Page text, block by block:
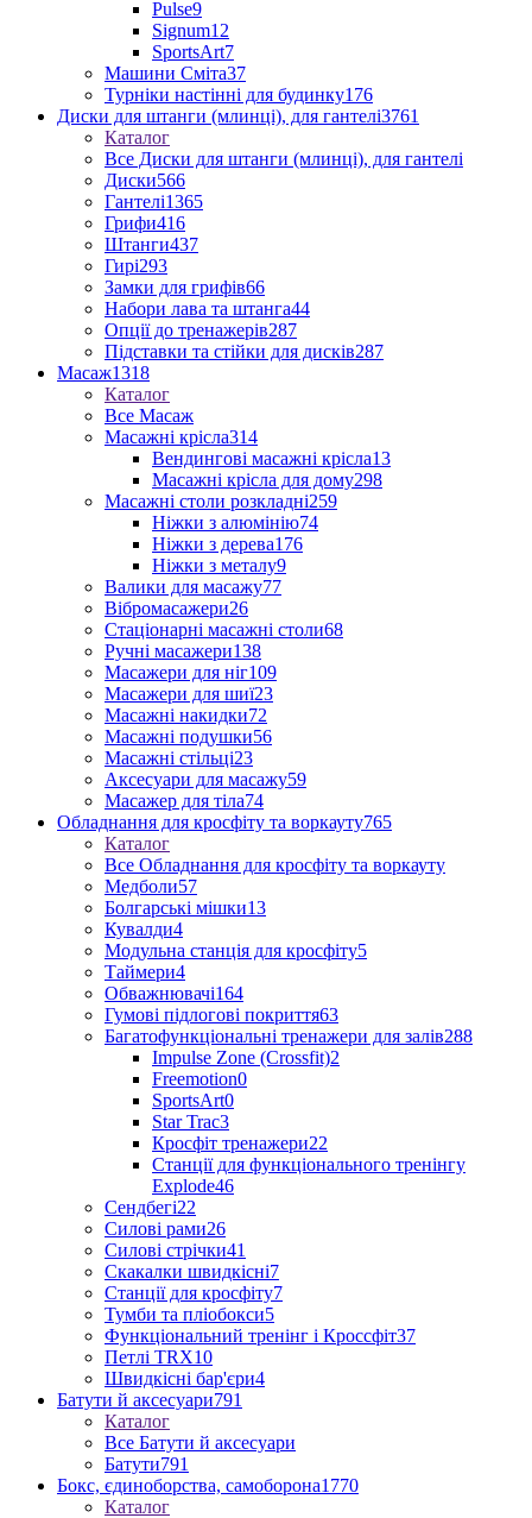
Pulse9
Signum12
SportsArt7
Машини Сміта37
Турніки настінні для будинку176
Диски для штанги (млинці), для гантелі3761
Каталог
Все Диски для штанги (млинці), для гантелі
Диски566
Гантелі1365
Грифи416
Штанги437
Гирі293
Замки для грифів66
Набори лава та штанга44
Опції до тренажерів287
Підставки та стійки для дисків287
Масаж1318
Каталог
Все Масаж
Масажні крісла314
Вендингові масажні крісла13
Масажні крісла для дому298
Масажні столи розкладні259
Ніжки з алюмінію74
Ніжки з дерева176
Ніжки з металу9
Валики для масажу77
Вібромасажери26
Стаціонарні масажні столи68
Ручні масажери138
Масажери для ніг109
Масажери для шиї23
Масажні накидки72
Масажні подушки56
Масажні стільці23
Аксесуари для масажу59
Масажер для тіла74
Обладнання для кросфіту та воркауту765
Каталог
Все Обладнання для кросфіту та воркауту
Медболи57
Болгарські мішки13
Кувалди4
Модульна станція для кросфіту5
Таймери4
Обважнювачі164
Гумові підлогові покриття63
Багатофункціональні тренажери для залів288
Impulse Zone (Crossfit)2
Freemotion0
SportsArt0
Star Trac3
Кросфіт тренажери22
Станції для функціонального тренінгу
Explode46
Сендбегі22
Силові рами26
Силові стрічки41
Скакалки швидкісні7
Станції для кросфіту7
Тумби та пліобокси5
Функціональний тренінг і Кроссфіт37
Петлі TRX10
Швидкісні бар'єри4
Батути й аксесуари791
Каталог
Все Батути й аксесуари
Батути791
Бокс, єдиноборства, самоборона1770
Каталог